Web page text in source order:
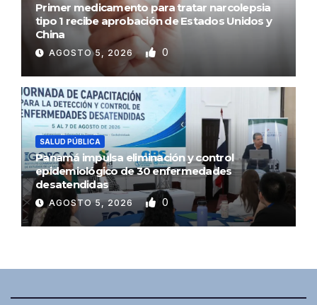
Primer medicamento para tratar narcolepsia
tipo 1 recibe aprobación de Estados Unidos y
China
AGOSTO 5, 2026 0
SALUD PÚBLICA
Panamá impulsa eliminación y control
epidemiológico de 30 enfermedades
desatendidas
AGOSTO 5, 2026 0